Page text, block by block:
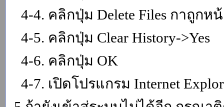
4-4. คลิกปุ่ม Delete Files กาถูกหน้
4-5. คลิกปุ่ม Clear History->Yes
4-6. คลิกปุ่ม OK
4-7. เปิดโปรแกรม Internet